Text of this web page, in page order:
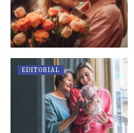
EDITORIAL